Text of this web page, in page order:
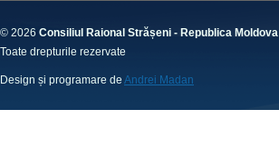
© 2026 Consiliul Raional Strășeni - Republica Moldova
Toate drepturile rezervate
Design și programare de Andrei Madan